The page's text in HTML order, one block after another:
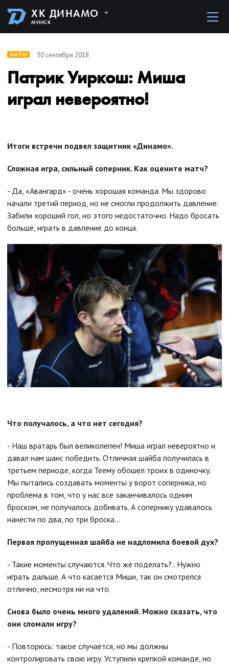
ХК ДИНАМО
МИНСК
МАТЧИ 30 сентября 2018
Патрик Уиркош: Миша
играл невероятно!
Итоги встречи подвел защитник «Динамо».
Сложная игра, сильный соперник. Как оцените матч?
- Да, «Авангард» - очень хорошая команда. Мы здорово
начали третий период, но не смогли продолжить давление.
Забили хороший гол, но этого недостаточно. Надо бросать
больше, играть в давление до конца.
Что получалось, а что нет сегодня?
- Наш вратарь был великолепен! Миша играл невероятно и
давал нам шанс победить. Отличная шайба получилась в
третьем периоде, когда Теему обошел троих в одиночку.
Мы пытались создавать моменты у ворот соперника, но
проблема в том, что у нас все заканчивалось одним
броском, не получалось добивать. А сопернику удавалось
нанести по два, по три броска…
Первая пропущенная шайба не надломила боевой дух?
- Такие моменты случаются. Что же поделать?.. Нужно
играть дальше. А что касается Миши, так он смотрелся
отлично, несмотря ни на что.
Снова было очень много удалений. Можно сказать, что
они сломали игру?
- Повторюсь: такое случается, но мы должны
контролировать свою игру. Уступили крепкой команде, но